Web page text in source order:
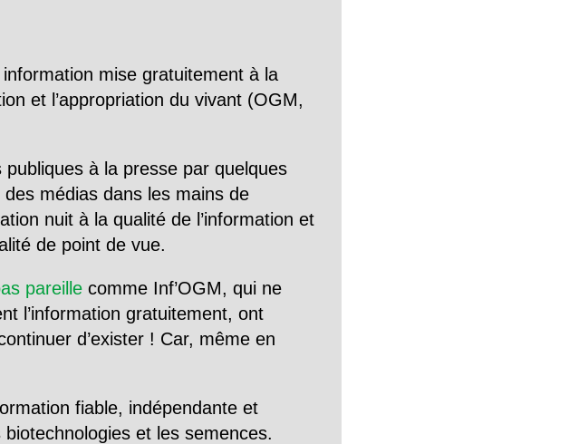
mise gratuitement à la
et l’appropriation du vivant (OGM,
publiques à la presse par quelques
médias dans les mains de
nuit à la qualité de l’information et
de point de vue.
pareille comme Inf’OGM, qui ne
l’information gratuitement, ont
d’exister ! Car, même en
fiable, indépendante et
et les semences.